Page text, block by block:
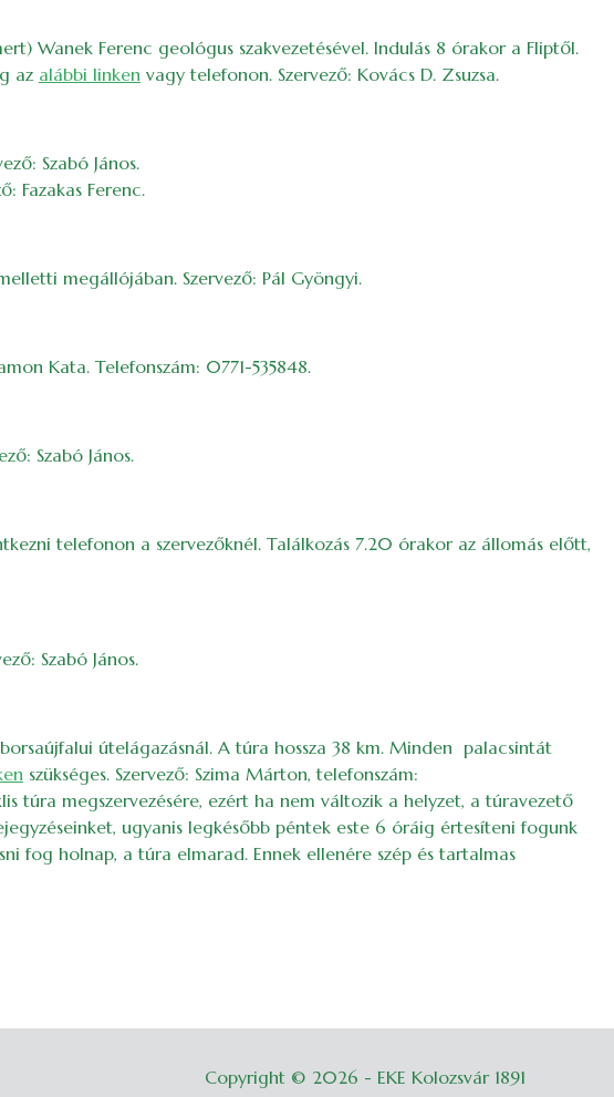
Wanek Ferenc geológus szakvezetésével. Indulás 8 órakor a Fliptől.
az alábbi linken vagy telefonon. Szervező: Kovács D. Zsuzsa.
Szabó János.
Fazakas Ferenc.
megállójában. Szervező: Pál Gyöngyi.
Kata. Telefonszám: 0771-535848.
Szabó János.
telefonon a szervezőknél. Találkozás 7.20 órakor az állomás előtt,
Szabó János.
útelágazásnál. A túra hossza 38 km. Minden palacsintát
szükséges. Szervező: Szima Márton, telefonszám:
túra megszervezésére, ezért ha nem változik a helyzet, a túravezető
ugyanis legkésőbb péntek este 6 óráig értesíteni fogunk
fog holnap, a túra elmarad. Ennek ellenére szép és tartalmas
Copyright © 2026 - EKE Kolozsvár 1891